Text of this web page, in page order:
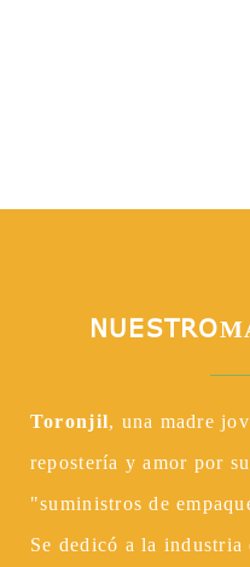
NUESTRO
Toronjil, una madre
repostería y amor por
"suministros de
Se dedicó a la industria